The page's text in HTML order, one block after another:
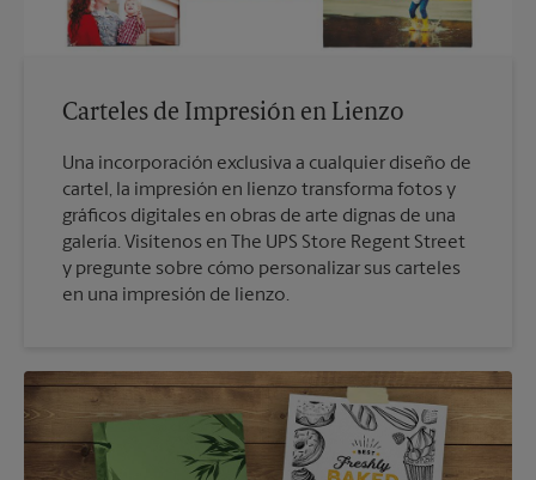
Carteles de Impresión en Lienzo
Una incorporación exclusiva a cualquier diseño de
cartel, la impresión en lienzo transforma fotos y
gráficos digitales en obras de arte dignas de una
galería. Visítenos en The UPS Store Regent Street
y pregunte sobre cómo personalizar sus carteles
en una impresión de lienzo.